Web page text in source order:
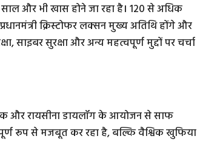
और भी खास होने जा रहा है। 120 से अधिक
क्रिस्टोफर लक्सन मुख्य अतिथि होंगे और
साइबर सुरक्षा और अन्य महत्वपूर्ण मुद्दों पर चर्चा
और रायसीना डायलॉग के आयोजन से साफ
रूप से मजबूत कर रहा है, बल्कि वैश्विक खुफिया